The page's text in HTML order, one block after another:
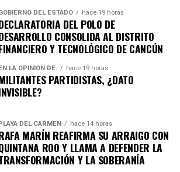
fue identificada como
días antes de su contagio, el
concierto de metal en el Palacio de
su esposa Adriana. El hombre de 41
de México y de acuerdo con su
a ningún país, por lo quese
contagio local.
presentaba un ligero y soportable
empeoró con fiebre, tos intensa.
Instituto Nacional de
DEL ESTADO hace 19 horas
DEL POLO DE
CONSOLIDA AL DISTRITO
Y TECNOLÓGICO DE CANCÚN
LA OPINIÓN DE: hace 19 horas
PARTIDISTAS, ¿DATO
DEL CARMEN hace 14 horas
MARÍN REAFIRMA SU ARRAIGO CON
ROO Y LLAMA A DEFENDER LA
Y LA SOBERANÍA